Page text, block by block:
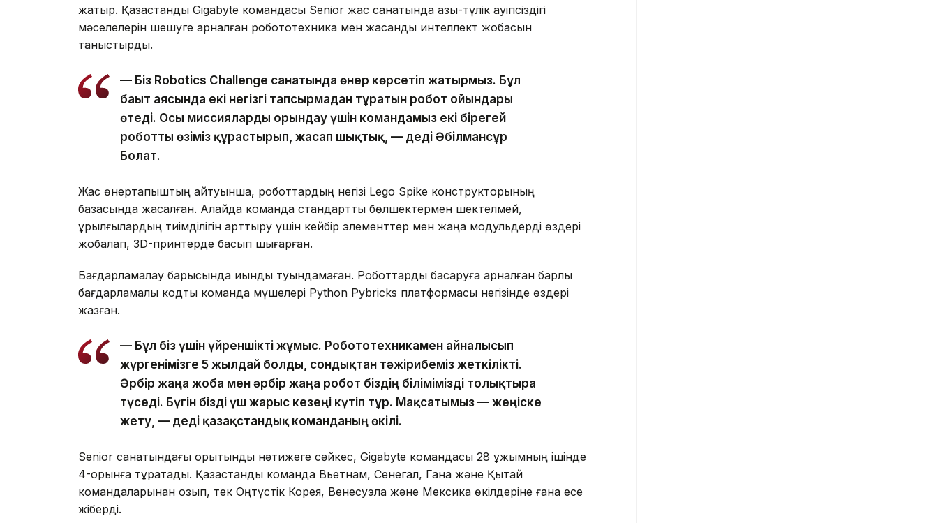
жатыр. Қазақстандық Gigabyte командасы Senior жас санатында азық-түлік қауіпсіздігі
мәселелерін шешуге арналған робототехника мен жасанды интеллект жобасын
таныстырды.
— Біз Robotics Challenge санатында өнер көрсетіп жатырмыз. Бұл
бағыт аясында екі негізгі тапсырмадан тұратын робот ойындары
өтеді. Осы миссияларды орындау үшін командамыз екі бірегей
роботты өзіміз құрастырып, жасап шықтық, — деді Әбілмансұр
Болат.
Жас өнертапқыштың айтуынша, роботтардың негізі Lego Spike конструкторының
базасында жасалған. Алайда команда стандартты бөлшектермен шектелмей,
құрылғылардың тиімділігін арттыру үшін кейбір элементтер мен жаңа модульдерді өздері
жобалап, 3D-принтерде басып шығарған.
Бағдарламалау барысында қиындық туындамаған. Роботтарды басқаруға арналған барлық
бағдарламалық кодты команда мүшелері Python Pybricks платформасы негізінде өздері
жазған.
— Бұл біз үшін үйреншікті жұмыс. Робототехникамен айналысып
жүргенімізге 5 жылдай болды, сондықтан тәжірибеміз жеткілікті.
Әрбір жаңа жоба мен әрбір жаңа робот біздің білімімізді толықтыра
түседі. Бүгін бізді үш жарыс кезеңі күтіп тұр. Мақсатымыз — жеңіске
жету, — деді қазақстандық команданың өкілі.
Senior санатындағы қорытынды нәтижеге сәйкес, Gigabyte командасы 28 ұжымның ішінде
4-орынға тұрақтады. Қазақстандық команда Вьетнам, Сенегал, Гана және Қытай
командаларынан озып, тек Оңтүстік Корея, Венесуэла және Мексика өкілдеріне ғана есе
жіберді.